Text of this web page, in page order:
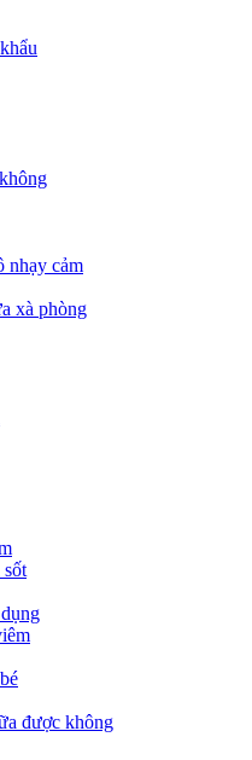
nhạy cảm
xà phòng
sốt
được không